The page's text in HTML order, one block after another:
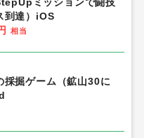
到達）iOS
相当
採掘ゲーム（鉱山30に